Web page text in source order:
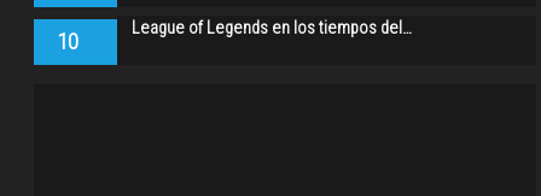
10 League of Legends en los tiempos del…